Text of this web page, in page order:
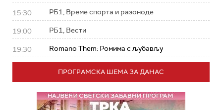
15:30 РБ1, Време спорта и разоноде
19:00 РБ1, Вести
19:30 Romano Them: Ромима с љубављу
ПРОГРАМСКА ШЕМА ЗА ДАНАС